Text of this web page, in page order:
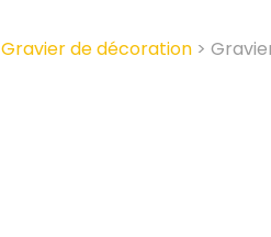
Gravier de décoration >